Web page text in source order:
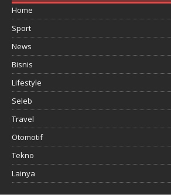
Home
Sport
News
Bisnis
Lifestyle
Seleb
Travel
Otomotif
Tekno
Lainya